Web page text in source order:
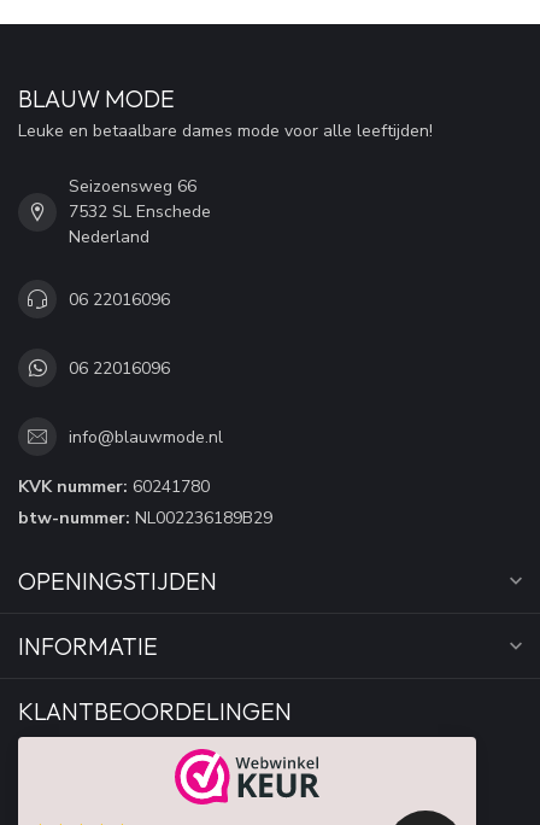
BLAUW MODE
Leuke en betaalbare dames mode voor alle leeftijden!
Seizoensweg 66
7532 SL Enschede
Nederland
06 22016096
06 22016096
info@blauwmode.nl
KVK nummer: 60241780
btw-nummer: NL002236189B29
OPENINGSTIJDEN
INFORMATIE
KLANTBEOORDELINGEN